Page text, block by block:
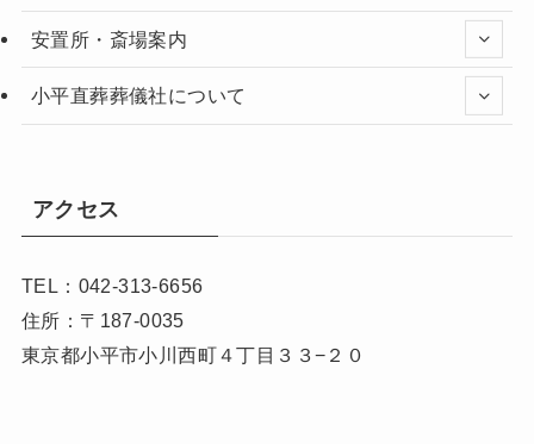
安置所・斎場案内
小平直葬葬儀社について
アクセス
TEL：042-313-6656
住所：〒187-0035
東京都小平市小川西町４丁目３３−２０